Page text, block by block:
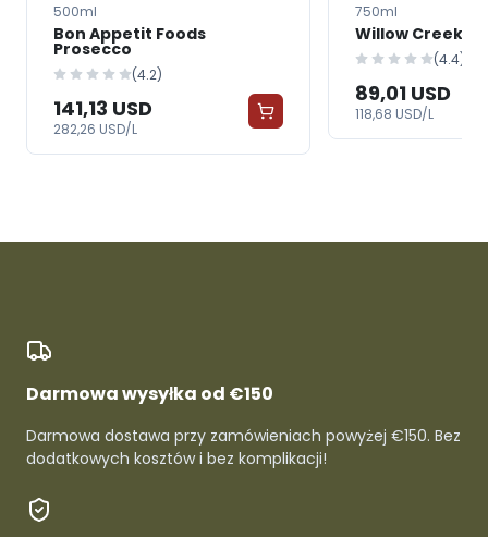
500ml
Bon Appetit Foods
Prosecco
(4.2)
141,13 USD
282,26 USD/L
750ml
Willow Creek
(4.4)
89,01 USD
118,68 USD/L
Darmowa wysyłka od €150
Darmowa dostawa przy zamówieniach powyżej €150. Bez
dodatkowych kosztów i bez komplikacji!